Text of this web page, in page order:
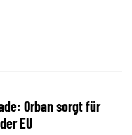
Orban sorgt für
EU